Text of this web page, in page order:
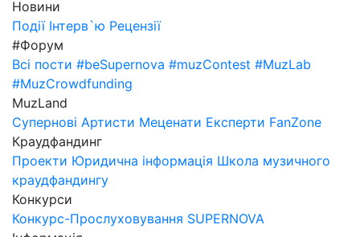
Новини
Події Інтерв`ю Рецензії
#Форум
Всі пости #beSupernova #muzContest #MuzLab
#MuzCrowdfunding
MuzLand
Супернові Артисти Меценати Експерти FanZone
Краудфандинг
Проекти Юридична інформація Школа музичного
краудфандингу
Конкурси
Конкурс-Прослуховування SUPERNOVA